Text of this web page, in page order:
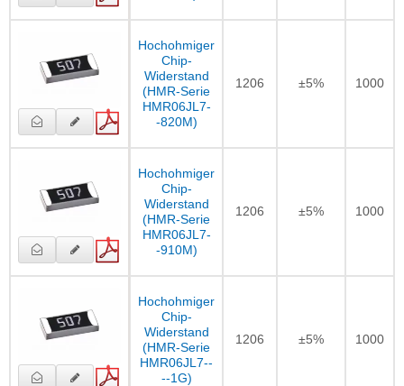
Hochohmiger
Chip-
Widerstand
(HMR-Serie
HMR06JL7-
-820M)
1206 ±5% 1000
Hochohmiger
Chip-
Widerstand
(HMR-Serie
HMR06JL7-
-910M)
1206 ±5% 1000
Hochohmiger
Chip-
Widerstand
(HMR-Serie
HMR06JL7--
--1G)
1206 ±5% 1000